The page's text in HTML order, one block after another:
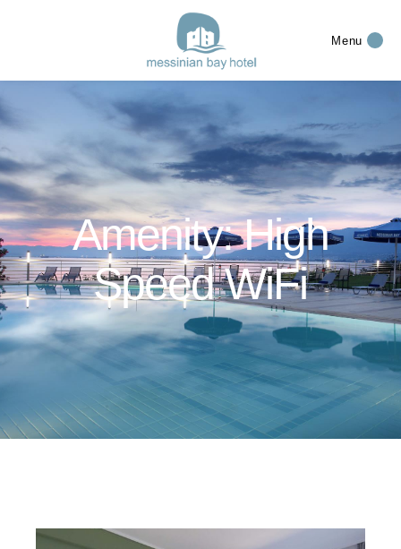
Menu
Amenity: High
Speed WiFi